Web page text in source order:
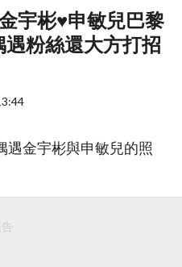
宇彬♥申敏兒巴黎
粉絲還大方打招
遇金宇彬與申敏兒的照